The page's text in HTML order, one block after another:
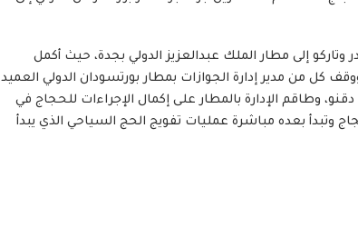
وتاركو إلى مطار الملك عبدالعزيز الدولي بجدة، حيث أكمل
كل من مدير إدارة الجوازات بمطار بورتسودان الدولي العميد
وطاقم الإدارة بالمطار على إكمال الإجراءات للحجاج في
وتبدأ بعده مباشرة عمليات تفويج الحج السياحي الذي يبدأ